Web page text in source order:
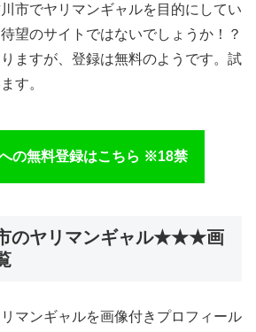
市でヤリマンギャルを目的にしてい
望のサイトではないでしょうか！？
ますが、登録は無料のようです。試
す。
への無料登録はこちら ※18禁
のヤリマンギャル★★★画
マンギャルを画像付きプロフィール